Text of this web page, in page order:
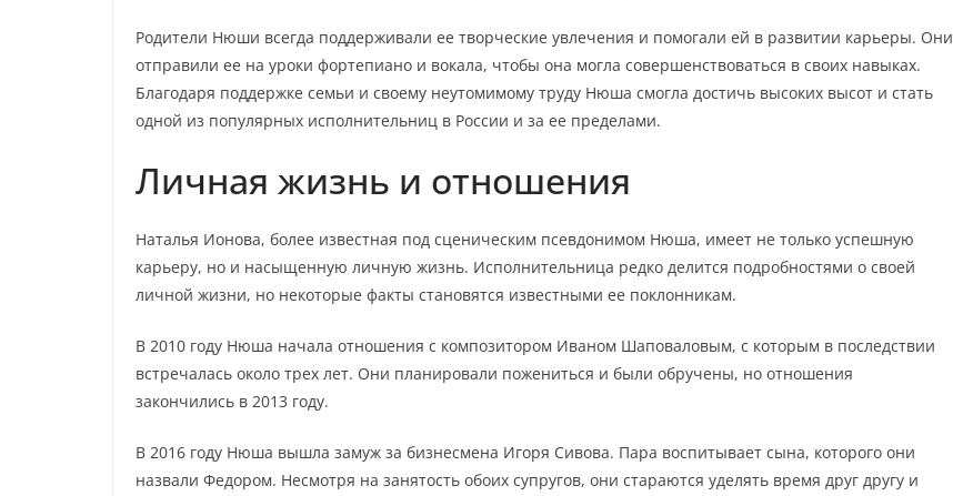
Родители Нюши всегда поддерживали ее творческие увлечения и помогали ей в развитии карьеры. Они
отправили ее на уроки фортепиано и вокала, чтобы она могла совершенствоваться в своих навыках.
Благодаря поддержке семьи и своему неутомимому труду Нюша смогла достичь высоких высот и стать
одной из популярных исполнительниц в России и за ее пределами.
Личная жизнь и отношения
Наталья Ионова, более известная под сценическим псевдонимом Нюша, имеет не только успешную
карьеру, но и насыщенную личную жизнь. Исполнительница редко делится подробностями о своей
личной жизни, но некоторые факты становятся известными ее поклонникам.
В 2010 году Нюша начала отношения с композитором Иваном Шаповаловым, с которым в последствии
встречалась около трех лет. Они планировали пожениться и были обручены, но отношения
закончились в 2013 году.
В 2016 году Нюша вышла замуж за бизнесмена Игоря Сивова. Пара воспитывает сына, которого они
назвали Федором. Несмотря на занятость обоих супругов, они стараются уделять время друг другу и